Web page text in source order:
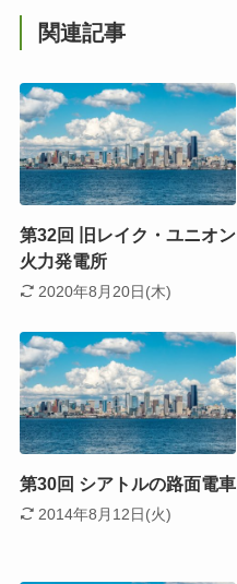
関連記事
第32回 旧レイク・ユニオン
火力発電所
2020年8月20日(木)
第30回 シアトルの路面電車
2014年8月12日(火)